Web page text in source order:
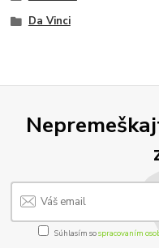
Da Vinci
Súhlasím sospracovaním